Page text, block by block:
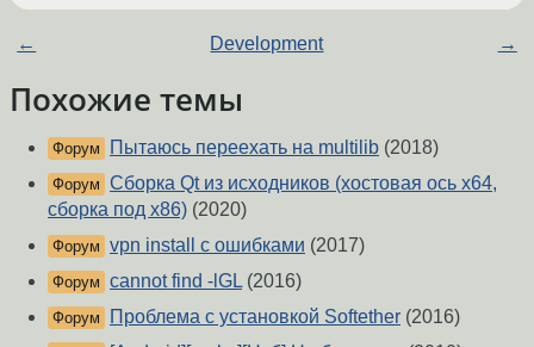
← Development →
Похожие темы
Форум Пытаюсь переехать на multilib (2018)
Форум Сборка Qt из исходников (хостовая ось x64,
сборка под x86) (2020)
Форум vpn install с ошибками (2017)
Форум cannot find -lGL (2016)
Форум Проблема с установкой Softether (2016)